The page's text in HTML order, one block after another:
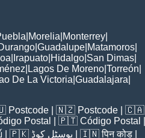
Morelia Monterrey
Guadalupe Matamoros
Irapuato Hidalgo San Dimas
Lagos De Moreno Torreón
De La Victoria Guadalajara
Postcode | 🇳🇿 Postcode | 🇨🇦
Postal | 🇵🇹 Código Postal
| 🇵🇰 پوسٹل کوڈ | 🇮🇳पिन कोड